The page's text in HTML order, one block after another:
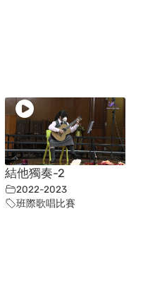
結他獨奏-2
2022-2023
班際歌唱比賽